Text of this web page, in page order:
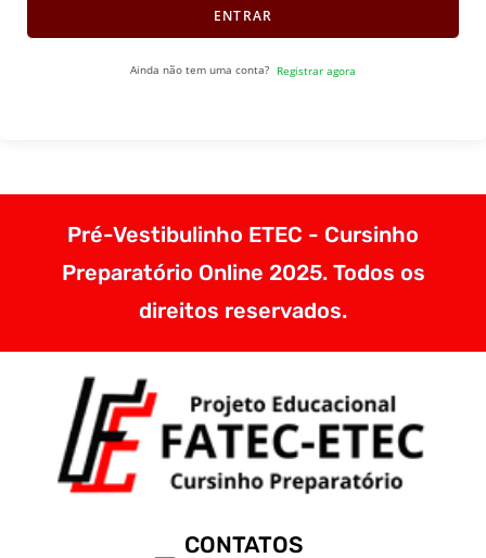
ENTRAR
Ainda não tem uma conta? Registrar agora
Pré-Vestibulinho ETEC - Cursinho
Preparatório Online 2025. Todos os
direitos reservados.
CONTATOS